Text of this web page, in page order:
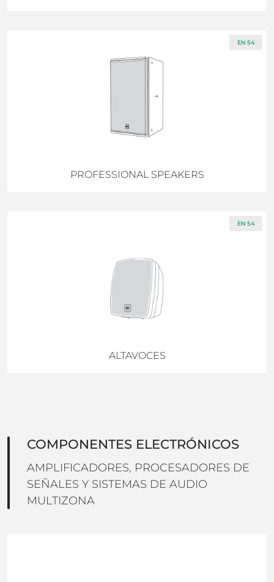
EN 54
PROFESSIONAL SPEAKERS
EN 54
ALTAVOCES
COMPONENTES ELECTRÓNICOS
AMPLIFICADORES, PROCESADORES DE
SEÑALES Y SISTEMAS DE AUDIO
MULTIZONA